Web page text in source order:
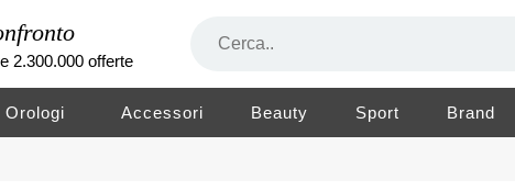
2.300.000 offerte
Orologi Accessori Beauty Sport Brand